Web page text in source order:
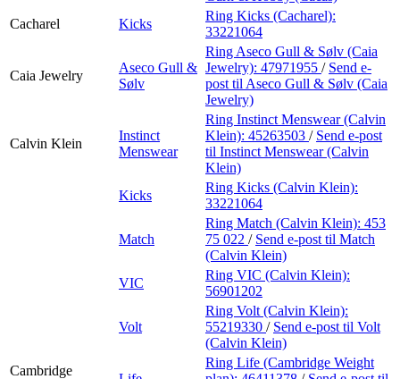
Cacharel
Kicks
Ring Kicks (Cacharel):
33221064
Caia Jewelry
Aseco Gull &
Sølv
Ring Aseco Gull & Sølv (Caia
Jewelry): 47971955 / Send e-
post til Aseco Gull & Sølv (Caia
Jewelry)
Calvin Klein
Instinct
Menswear
Ring Instinct Menswear (Calvin
Klein): 45263503 / Send e-post
til Instinct Menswear (Calvin
Klein)
Kicks
Ring Kicks (Calvin Klein):
33221064
Match
Ring Match (Calvin Klein): 453
75 022 / Send e-post til Match
(Calvin Klein)
VIC
Ring VIC (Calvin Klein):
56901202
Volt
Ring Volt (Calvin Klein):
55219330 / Send e-post til Volt
(Calvin Klein)
Cambridge
Ring Life (Cambridge Weight